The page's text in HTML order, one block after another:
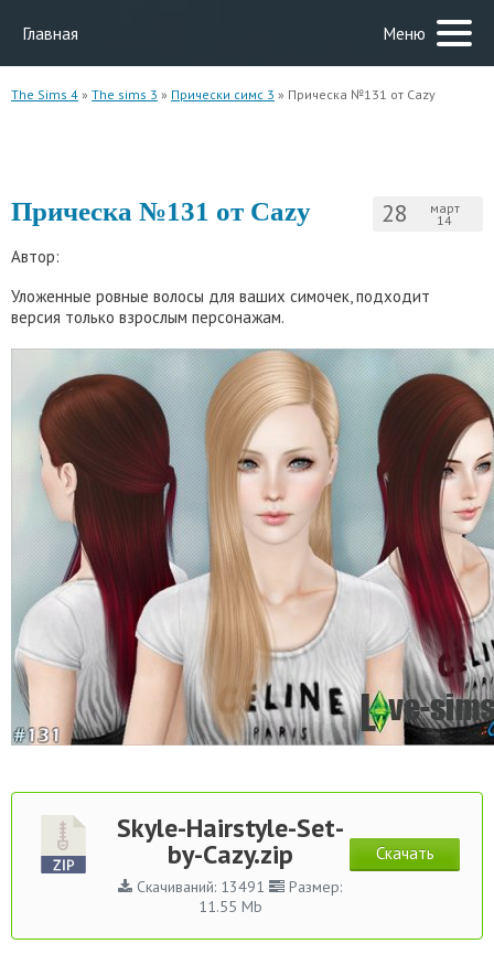
Главная Меню
The Sims 4 » The sims 3 » Прически симс 3 » Прическа №131 от Cazy
28 март
14
Прическа №131 от Cazy
Автор:
Уложенные ровные волосы для ваших симочек, подходит
версия только взрослым персонажам.
Skyle-Hairstyle-Set-
by-Cazy.zip
Скачиваний: 13491
Размер:
11.55 Mb
Скачать